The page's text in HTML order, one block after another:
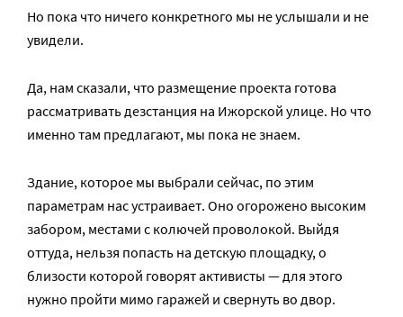
Но пока что ничего конкретного мы не услышали и не
увидели.
Да, нам сказали, что размещение проекта готова
рассматривать дезстанция на Ижорской улице. Но что
именно там предлагают, мы пока не знаем.
Здание, которое мы выбрали сейчас, по этим
параметрам нас устраивает. Оно огорожено высоким
забором, местами с колючей проволокой. Выйдя
оттуда, нельзя попасть на детскую площадку, о
близости которой говорят активисты — для этого
нужно пройти мимо гаражей и свернуть во двор.